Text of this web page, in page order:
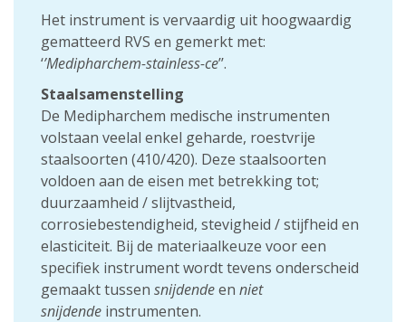
Het instrument is vervaardig uit hoogwaardig
gematteerd RVS en gemerkt met:
‘’Medipharchem-stainless-ce’’.
Staalsamenstelling
De Medipharchem medische instrumenten
volstaan veelal enkel geharde, roestvrije
staalsoorten (410/420). Deze staalsoorten
voldoen aan de eisen met betrekking tot;
duurzaamheid / slijtvastheid,
corrosiebestendigheid, stevigheid / stijfheid en
elasticiteit. Bij de materiaalkeuze voor een
specifiek instrument wordt tevens onderscheid
gemaakt tussen snijdendeen niet
snijdende instrumenten.